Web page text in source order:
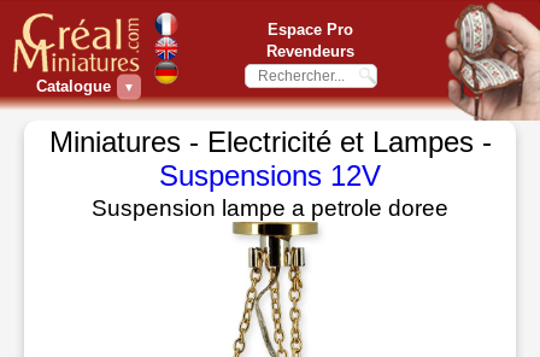
Catalogue ▼
Espace Pro
Revendeurs
Miniatures - Electricité et Lampes -
Suspensions 12V
Suspension lampe a petrole doree